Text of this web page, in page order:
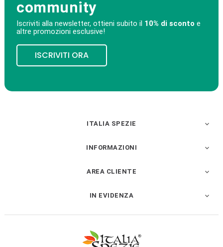
community
Iscriviti alla newsletter, ottieni subito il 10% di sconto e
altre promozioni esclusive!
ISCRIVITI ORA
ITALIA SPEZIE 
INFORMAZIONI 
AREA CLIENTE 
IN EVIDENZA 